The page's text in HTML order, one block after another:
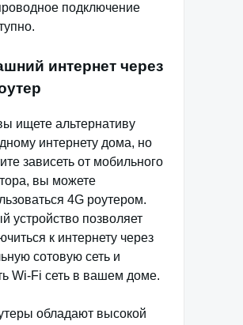
подключение
интернет через
ищете альтернативу
интернету дома, но
зависеть от мобильного
вы можете
4G роутером.
устройство позволяет
к интернету через
сотовую сеть и
Wi-Fi сеть в вашем доме.
обладают высокой